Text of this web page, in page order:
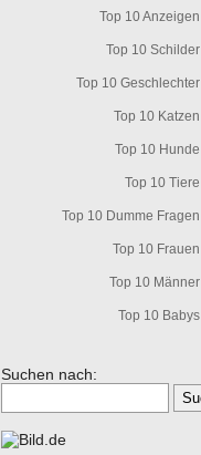
Top 10 Anzeigen
Top 10 Schilder
Top 10 Geschlechter
Top 10 Katzen
Top 10 Hunde
Top 10 Tiere
Top 10 Dumme Fragen
Top 10 Frauen
Top 10 Männer
Top 10 Babys
Suchen nach: